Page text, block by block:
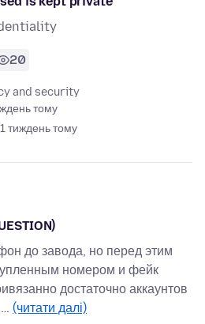
20
and security
тому
1 тиждень тому
до завода, но перед этим
номером и фейк
достаточно аккаунтов
(читати далі)